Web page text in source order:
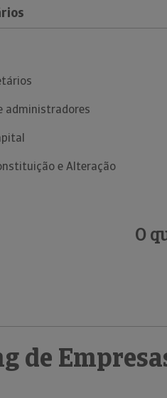
administradores
e Alteração
O
de